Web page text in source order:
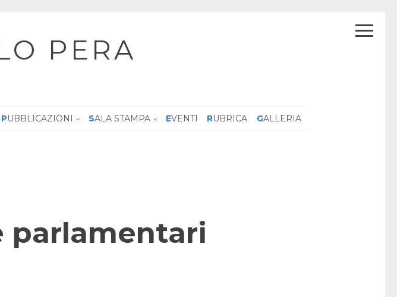
PERA
PUBBLICAZIONI SALA STAMPA EVENTI RUBRICA GALLERIA
parlamentari